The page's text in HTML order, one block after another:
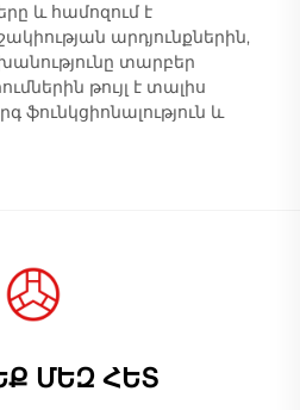
և համոզում է
արդյունքներին,
տարբեր
թույլ է տալիս
ֆունկցիոնալություն և
ՄԵԶ ՀԵՏ